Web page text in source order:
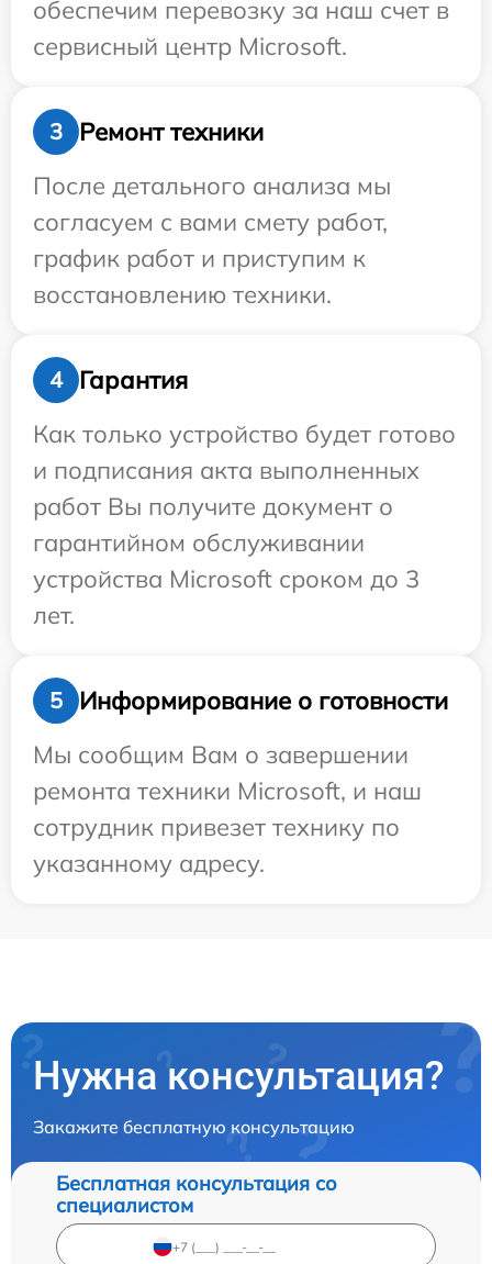
обеспечим перевозку за наш счет в
сервисный центр Microsoft.
3
Ремонт техники
После детального анализа мы
согласуем с вами смету работ,
график работ и приступим к
восстановлению техники.
4
Гарантия
Как только устройство будет готово
и подписания акта выполненных
работ Вы получите документ о
гарантийном обслуживании
устройства Microsoft сроком до 3
лет.
5
Информирование о готовности
Мы сообщим Вам о завершении
ремонта техники Microsoft, и наш
сотрудник привезет технику по
указанному адресу.
Нужна консультация?
Закажите бесплатную консультацию
Бесплатная консультация со
специалистом